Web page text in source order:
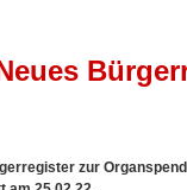
zur